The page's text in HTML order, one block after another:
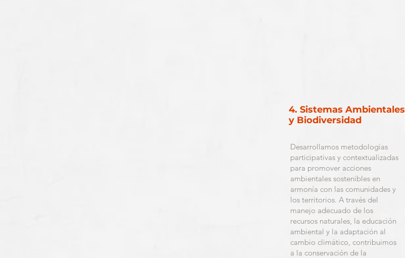
4. Sistemas Ambientales
y Biodiversidad
Desarrollamos metodologías
participativas y contextualizadas
para promover acciones
ambientales sostenibles en
armonía con las comunidades y
los territorios. A través del
manejo adecuado de los
recursos naturales, la educación
ambiental y la adaptación al
cambio climático, contribuimos
a la conservación de la